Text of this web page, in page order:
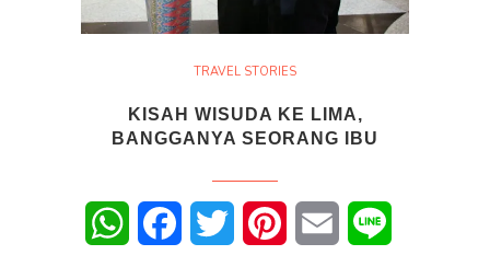
TRAVEL STORIES
KISAH WISUDA KE LIMA,
BANGGANYA SEORANG IBU
WhatsAppFacebookTwitter PinterestEmail